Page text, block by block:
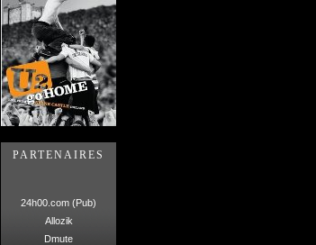
PARTENAIRES
24h00.com (Pub)
Allozik
Dmute